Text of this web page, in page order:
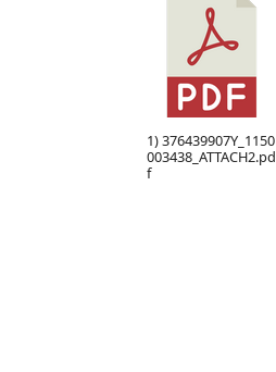
1) 376439907Y_1150
003438_ATTACH2.pd
f